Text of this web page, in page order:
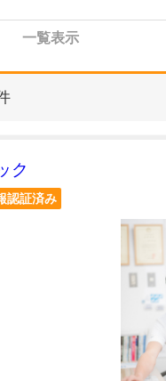
一覧表示
ク
認証済み